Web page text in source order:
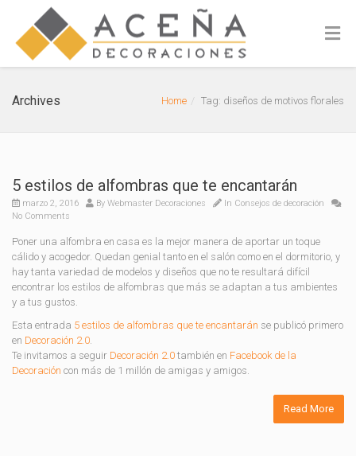
Archives Home Tag: diseños de motivos florales
5 estilos de alfombras que te encantarán
marzo 2, 2016 By Webmaster Decoraciones In Consejos de decoración
No Comments
Poner una alfombra en casa es la mejor manera de aportar un toque
cálido y acogedor. Quedan genial tanto en el salón como en el dormitorio, y
hay tanta variedad de modelos y diseños que no te resultará difícil
encontrar los estilos de alfombras que más se adaptan a tus ambientes
y a tus gustos.
Esta entrada 5 estilos de alfombras que te encantarán se publicó primero
en Decoración 2.0.
Te invitamos a seguir Decoración 2.0 también en Facebook de la
Decoración con más de 1 millón de amigas y amigos.
Read More